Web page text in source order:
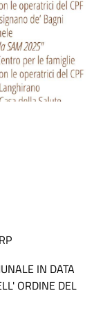
IN DATA
ORDINE DEL